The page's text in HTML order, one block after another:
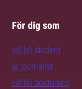
För dig som
vill bli student
är journalist
vill bli doktorand